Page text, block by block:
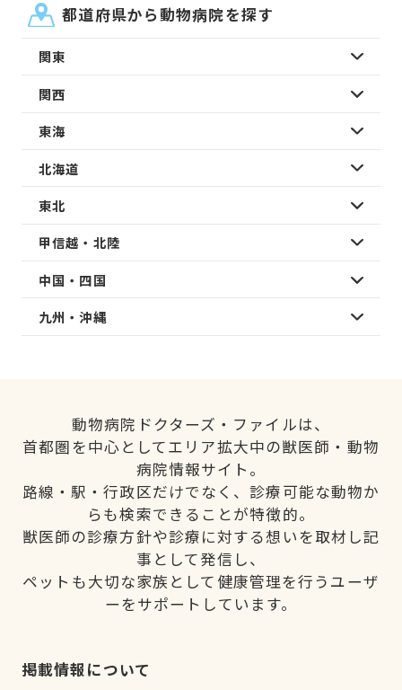
都道府県から動物病院を探す
関東
関西
東海
北海道
東北
甲信越・北陸
中国・四国
九州・沖縄
動物病院ドクターズ・ファイルは、
首都圏を中心としてエリア拡大中の獣医師・動物
病院情報サイト。
路線・駅・行政区だけでなく、診療可能な動物か
らも検索できることが特徴的。
獣医師の診療方針や診療に対する想いを取材し記
事として発信し、
ペットも大切な家族として健康管理を行うユーザ
ーをサポートしています。
掲載情報について